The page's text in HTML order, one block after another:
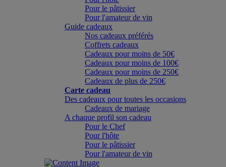
Pour le pâtissier
Pour l'amateur de vin
Guide cadeaux
Nos cadeaux préférés
Coffrets cadeaux
Cadeaux pour moins de 50€
Cadeaux pour moins de 100€
Cadeaux pour moins de 250€
Cadeaux de plus de 250€
Carte cadeau
Des cadeaux pour toutes les occasions
Cadeaux de mariage
A chaque profil son cadeau
Pour le Chef
Pour l'hôte
Pour le pâtissier
Pour l'amateur de vin